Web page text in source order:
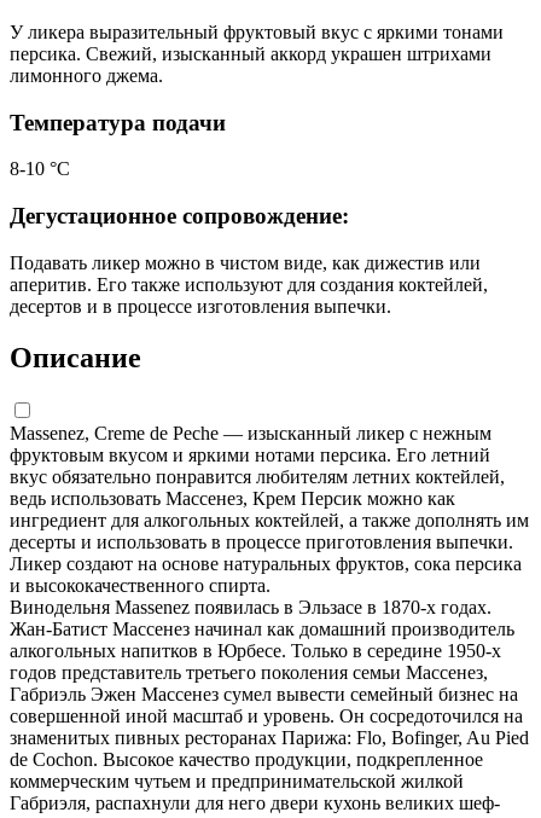
У ликера выразительный фруктовый вкус с яркими тонами
персика. Свежий, изысканный аккорд украшен штрихами
лимонного джема.
Температура подачи
8-10 °С
Дегустационное сопровождение:
Подавать ликер можно в чистом виде, как дижестив или
аперитив. Его также используют для создания коктейлей,
десертов и в процессе изготовления выпечки.
Описание
Massenez, Creme de Peche — изысканный ликер с нежным
фруктовым вкусом и яркими нотами персика. Его летний
вкус обязательно понравится любителям летних коктейлей,
ведь использовать Массенез, Крем Персик можно как
ингредиент для алкогольных коктейлей, а также дополнять им
десерты и использовать в процессе приготовления выпечки.
Ликер создают на основе натуральных фруктов, сока персика
и высококачественного спирта.
Винодельня Massenez появилась в Эльзасе в 1870-х годах.
Жан-Батист Массенез начинал как домашний производитель
алкогольных напитков в Юрбесе. Только в середине 1950-х
годов представитель третьего поколения семьи Массенез,
Габриэль Эжен Массенез сумел вывести семейный бизнес на
совершенной иной масштаб и уровень. Он сосредоточился на
знаменитых пивных ресторанах Парижа: Flo, Bofinger, Au Pied
de Cochon. Высокое качество продукции, подкрепленное
коммерческим чутьем и предпринимательской жилкой
Габриэля, распахнули для него двери кухонь великих шеф-